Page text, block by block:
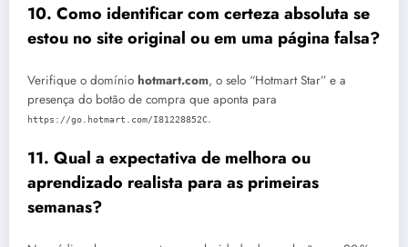
10. Como identificar com certeza absoluta se
estou no site original ou em uma página falsa?
Verifique o domínio hotmart.com, o selo “Hotmart Star” e a
presença do botão de compra que aponta para
https://go.hotmart.com/I81228852C.
11. Qual a expectativa de melhora ou
aprendizado realista para as primeiras
semanas?